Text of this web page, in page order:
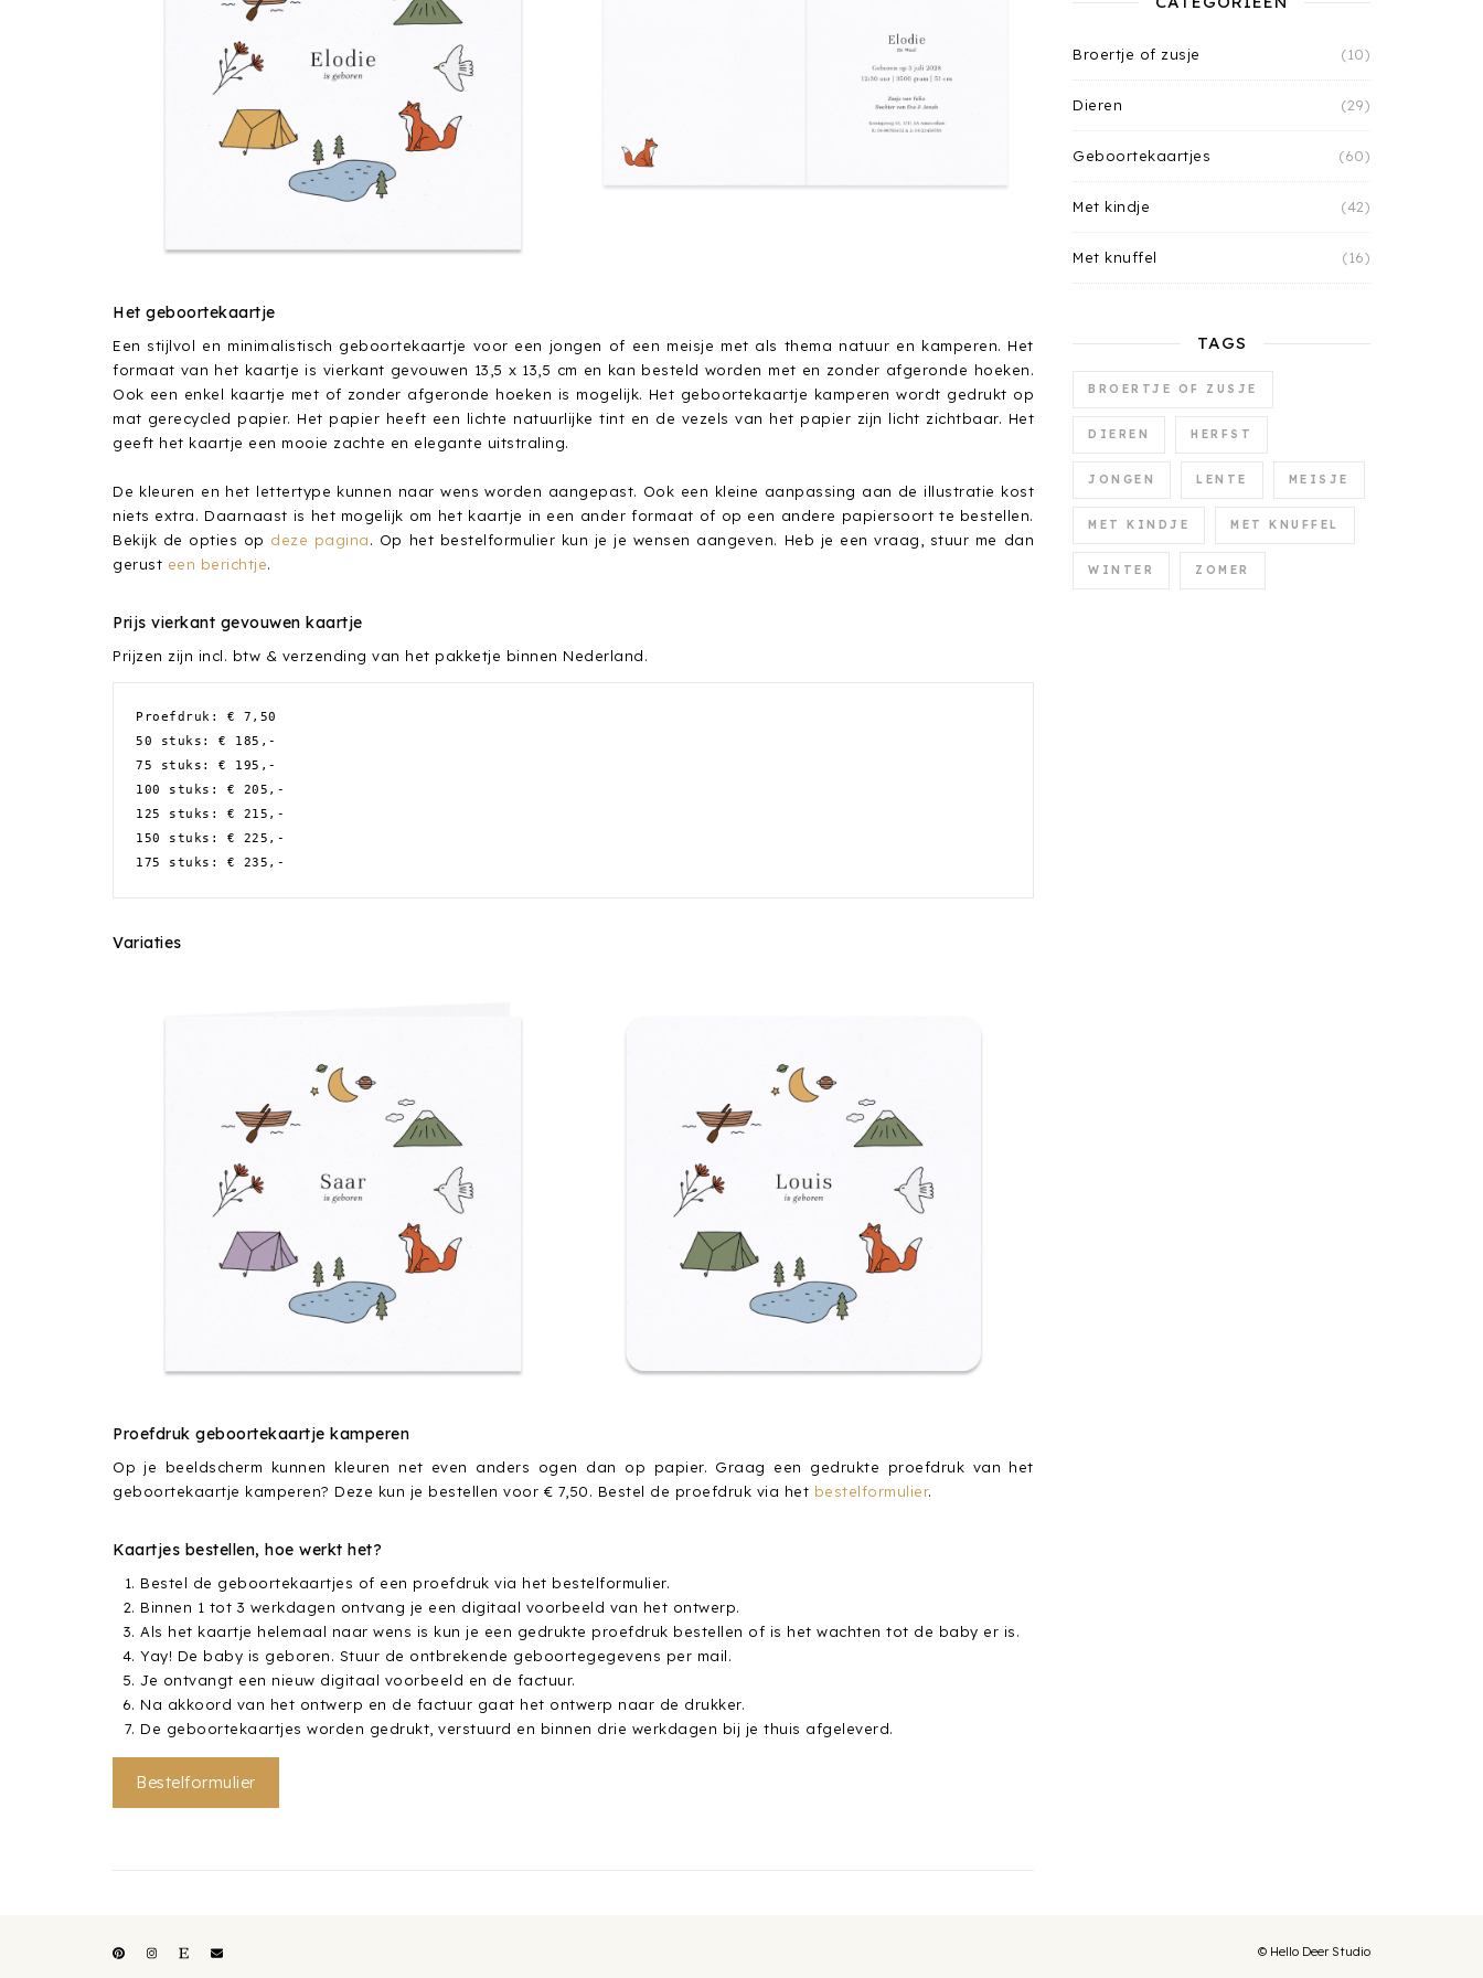
Het geboortekaartje
Een stijlvol en minimalistisch geboortekaartje voor een jongen of een meisje met als thema natuur en kamperen. Het
formaat van het kaartje is vierkant gevouwen 13,5 x 13,5 cm en kan besteld worden met en zonder afgeronde hoeken.
Ook een enkel kaartje met of zonder afgeronde hoeken is mogelijk. Het geboortekaartje kamperen wordt gedrukt op
mat gerecycled papier. Het papier heeft een lichte natuurlijke tint en de vezels van het papier zijn licht zichtbaar. Het
geeft het kaartje een mooie zachte en elegante uitstraling.
De kleuren en het lettertype kunnen naar wens worden aangepast. Ook een kleine aanpassing aan de illustratie kost
niets extra. Daarnaast is het mogelijk om het kaartje in een ander formaat of op een andere papiersoort te bestellen.
Bekijk de opties op deze pagina. Op het bestelformulier kun je je wensen aangeven. Heb je een vraag, stuur me dan
gerust een berichtje.
Prijs vierkant gevouwen kaartje
Prijzen zijn incl. btw & verzending van het pakketje binnen Nederland.
Proefdruk: € 7,50
50 stuks: € 185,-
75 stuks: € 195,-
100 stuks: € 205,-
125 stuks: € 215,-
150 stuks: € 225,-
175 stuks: € 235,-
Variaties
Proefdruk geboortekaartje kamperen
Op je beeldscherm kunnen kleuren net even anders ogen dan op papier. Graag een gedrukte proefdruk van het
geboortekaartje kamperen? Deze kun je bestellen voor € 7,50. Bestel de proefdruk via het bestelformulier.
Kaartjes bestellen, hoe werkt het?
Bestel de geboortekaartjes of een proefdruk via het bestelformulier.
Binnen 1 tot 3 werkdagen ontvang je een digitaal voorbeeld van het ontwerp.
Als het kaartje helemaal naar wens is kun je een gedrukte proefdruk bestellen of is het wachten tot de baby er is.
Yay! De baby is geboren. Stuur de ontbrekende geboortegegevens per mail.
Je ontvangt een nieuw digitaal voorbeeld en de factuur.
Na akkoord van het ontwerp en de factuur gaat het ontwerp naar de drukker.
De geboortekaartjes worden gedrukt, verstuurd en binnen drie werkdagen bij je thuis afgeleverd.
Bestelformulier
Broertje of zusje (10)
Dieren (29)
Geboortekaartjes (60)
Met kindje (42)
Met knuffel (16)
TAGS
BROERTJE OF ZUSJE
DIEREN HERFST
JONGEN LENTE MEISJE
MET KINDJE MET KNUFFEL
WINTER ZOMER
© Hello Deer Studio